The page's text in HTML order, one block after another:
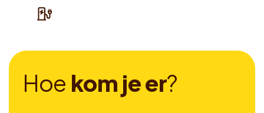
Hoe kom jeer?